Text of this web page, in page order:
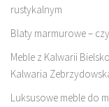
rustykalnym
Blaty marmurowe –
Meble z Kalwarii
Kalwaria
Luksusowe meble do